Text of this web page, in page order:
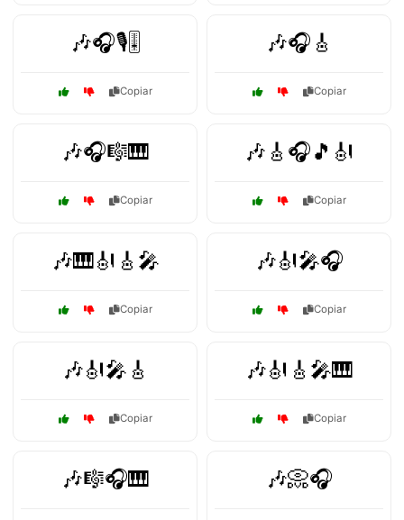
🎶🎧🎙️🎚️
Copiar
🎶🎧🎸
Copiar
🎶🎧🎼🎹
Copiar
🎶🎸🎧🎵🎻
Copiar
🎶🎹🎻🎸🎤
Copiar
🎶🎻🎤🎧
Copiar
🎶🎻🎤🎸
Copiar
🎶🎻🎸🎤🎹
Copiar
🎶🎼🎧🎹 🎶📀🎧